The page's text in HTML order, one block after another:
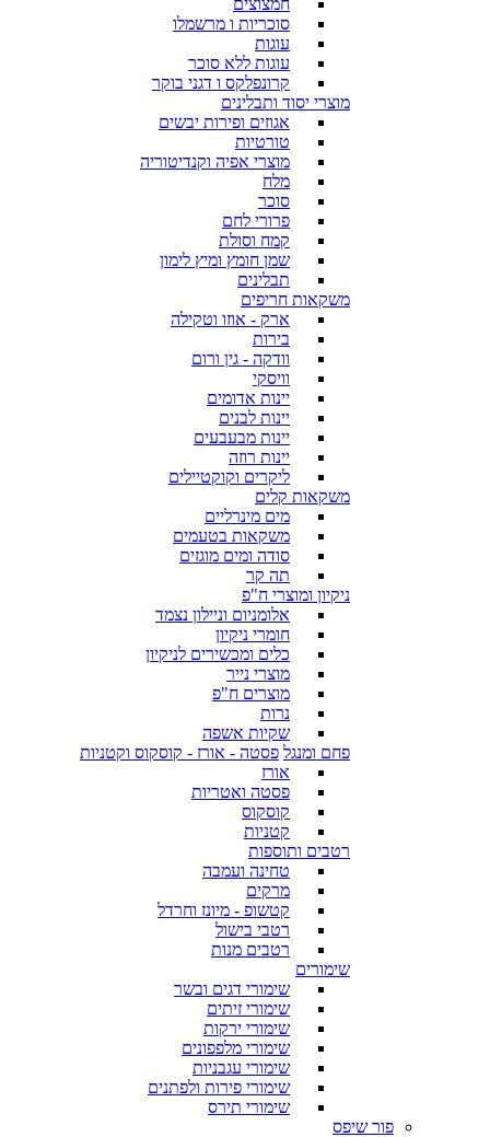
חמצוצים
סוכריות ו מרשמלו
עוגות
עוגות ללא סוכר
קרונפלקס ו דגני בוקר
מוצרי יסוד ותבלינים
אגוזים ופירות יבשים
טורטיות
מוצרי אפיה וקנדיטוריה
מלח
סוכר
פרורי לחם
קמח וסולת
שמן חומץ ומיץ לימון
תבלינים
משקאות חריפים
ארק - אוזו וטקילה
בירות
וודקה - גין ורום
וויסקי
יינות אדומים
יינות לבנים
יינות מבעבעים
יינות רוזה
ליקרים וקוקטיילים
משקאות קלים
מים מינרליים
משקאות בטעמים
סודה ומים מוגזים
תה קר
ניקיון ומוצרי ח"פ
אלומניום וניילון נצמד
חומרי ניקיון
כלים ומכשירים לניקיון
מוצרי נייר
מוצרים ח"פ
נרות
שקיות אשפה
פחם ומנגל פסטה - אורז - קוסקוס וקטניות
אורז
פסטה ואטריות
קוסקוס
קטניות
רטבים ותוספות
טחינה ועמבה
מרקים
קטשופ - מיונז וחרדל
רטבי בישול
רטבים מנות
שימורים
שימורי דגים ובשר
שימורי זיתים
שימורי ירקות
שימורי מלפפונים
שימורי עגבניות
שימורי פירות ולפתנים
שימורי תירס
פור שיפס